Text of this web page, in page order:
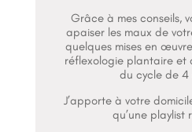
Grâce à mes conseils,
apaiser les maux de
quelques mises en
réflexologie plantaire et
du cycle de 4
J’apporte à votre
qu’une playlist